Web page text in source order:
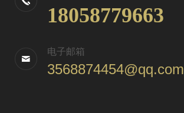
18058779663
电子邮箱
3568874454@qq.com